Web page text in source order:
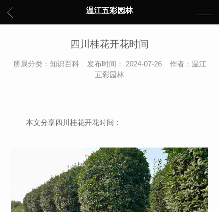
温江五彩园林
四川桂花开花时间
所属分类：知识百科 发布时间： 2024-07-26 作者：温江
五彩园林
本文分享四川桂花开花时间：